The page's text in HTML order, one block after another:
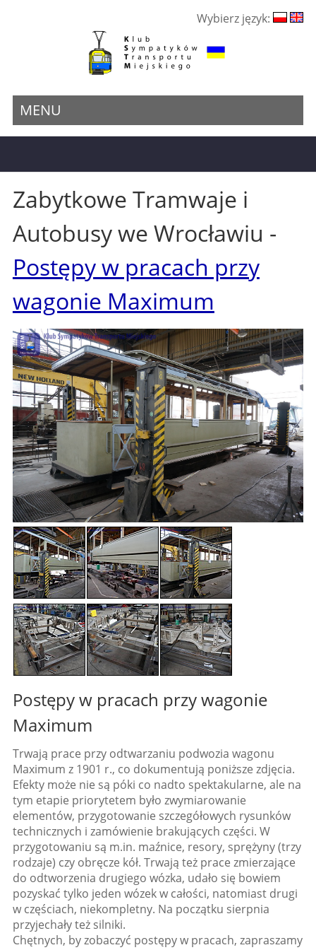
Wybierz język:
MENU
Zabytkowe Tramwaje i
Autobusy we Wrocławiu -
Postępy w pracach przy
wagonie Maximum
Postępy w pracach przy wagonie
Maximum
Trwają prace przy odtwarzaniu podwozia wagonu
Maximum z 1901 r., co dokumentują poniższe zdjęcia.
Efekty może nie są póki co nadto spektakularne, ale na
tym etapie priorytetem było zwymiarowanie
elementów, przygotowanie szczegółowych rysunków
technicznych i zamówienie brakujących części. W
przygotowaniu są m.in. maźnice, resory, sprężyny (trzy
rodzaje) czy obręcze kół. Trwają też prace zmierzające
do odtworzenia drugiego wózka, udało się bowiem
pozyskać tylko jeden wózek w całości, natomiast drugi
w częściach, niekompletny. Na początku sierpnia
przyjechały też silniki.
Chętnych, by zobaczyć postępy w pracach, zapraszamy